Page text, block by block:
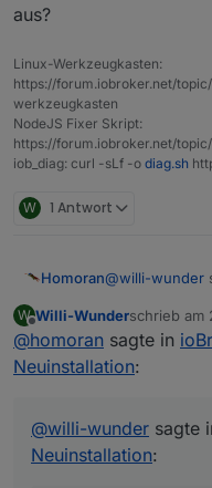
ist aber
dann ja
aus?
Linux-Werkzeugkasten:
https://forum.iobroker.net/
werkzeugkasten
NodeJS Fixer Skript:
https://forum.iobroker.net/
iob_diag: curl -sLf -o diag.sh
W 1 Antwort
Homoran@willi-wunder
Irgendetwas
ob die
node ist ok,
W
Offline
Willi-Wunderschrieb am
zuletzt
@homoran sagte in
Neuinstallation:
@willi-wunder sagte
Neuinstallation: